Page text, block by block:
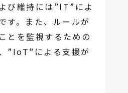
び維持には”IT”によ
す。また、ルールが
とを監視するための
”IoT”による支援が